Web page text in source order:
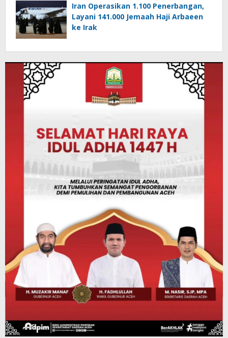
Iran Operasikan 1.100 Penerbangan,
Layani 141.000 Jemaah Haji Arbaeen
ke Irak